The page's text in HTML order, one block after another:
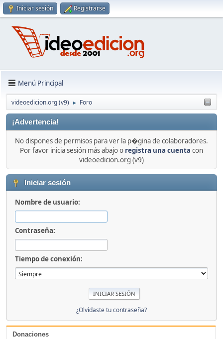
Iniciar sesión Registrarse
Menú Principal
videoedicion.org (v9) ► Foro
Donaciones
¡Advertencia!
No dispones de permisos para ver la p�gina de colaboradores.
Por favor inicia sesión más abajo o registra una cuenta con
videoedicion.org (v9)
Iniciar sesión
Nombre de usuario:
Contraseña:
Tiempo de conexión:
¿Olvidaste tu contraseña?